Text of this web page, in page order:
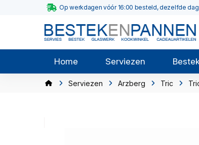
Op werkdagen vóór 16:00 besteld, dezelfde
Home Serviezen
Serviezen Arzberg Tric